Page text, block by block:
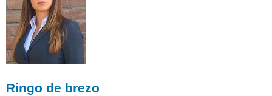
Ringo de brezo